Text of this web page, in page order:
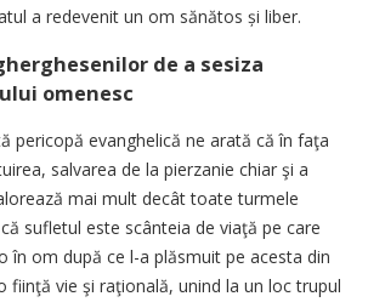
a redevenit un om sănătos și liber.
de a sesiza
omenesc
pericopă evanghelică ne arată că în faţa
salvarea de la pierzanie chiar şi a
mai mult decât toate turmele
sufletul este scânteia de viaţă pe care
în om după ce l-a plăsmuit pe acesta din
fiinţă vie şi raţională, unind la un loc trupul